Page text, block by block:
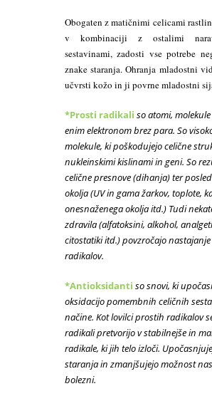
Obogaten z matičnimi celicami
v kombinaciji z ostalimi
sestavinami, zadosti vse potrebe
znake staranja. Ohranja mladostni
učvrsti kožo in ji povrne mladostni
*Prosti radikali so atomi,
enim elektronom brez para. So
molekule, ki poškodujejo celične
nukleinskimi kislinami in geni. So
celične presnove (dihanja) ter
okolja (UV in gama žarkov, toplote,
onesnaženega okolja itd.) Tudi
zdravila (alfatoksini, alkohol,
citostatiki itd.) povzročajo
radikalov.
*Antioksidanti so snovi, ki
oksidacijo pomembnih celičnih
načine. Kot lovilci prostih radikalov
radikali pretvorijo v stabilnejše in
radikale, ki jih telo izloči.
staranja in zmanjšujejo možnost
bolezni.